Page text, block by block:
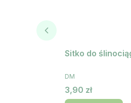
PRODUCENT
DM
Cena
3,90 zł